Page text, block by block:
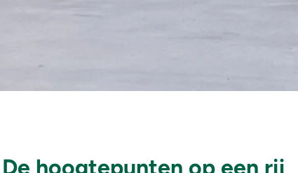
De hoogtepunten op een rij